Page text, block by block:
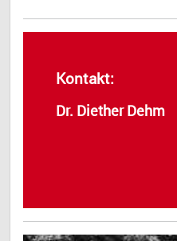
Kontakt:
Dr. Diether Dehm